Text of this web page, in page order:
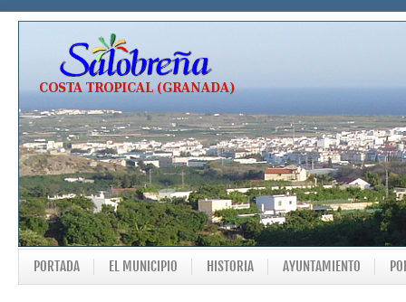
PORTADA EL MUNICIPIO HISTORIA AYUNTAMIENTO